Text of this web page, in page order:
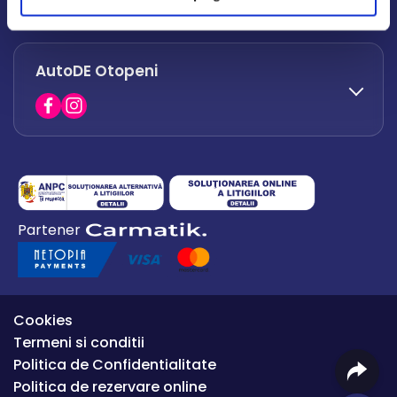
office.afumati@autode.ro
0730 063 852
0730 063 851
AutoDE Otopeni
0754 649 360
office.premium@autode.ro
Partener
Cookies
Termeni si conditii
Politica de Confidentialitate
Politica de rezervare online